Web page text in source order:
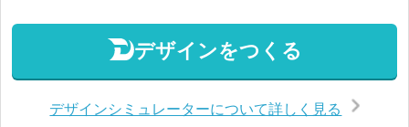
デザインをつくる
デザインシミュレーターについて詳しく見る